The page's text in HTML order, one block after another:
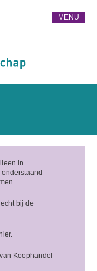
MENU
in
bij de
Koophandel